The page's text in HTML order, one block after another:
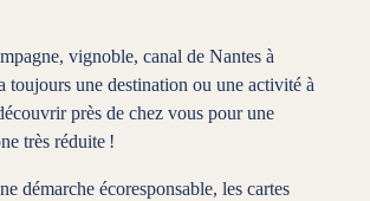
vignoble, canal de Nantes à
une destination ou une activité à
près de chez vous pour une
très réduite !
démarche écoresponsable, les cartes